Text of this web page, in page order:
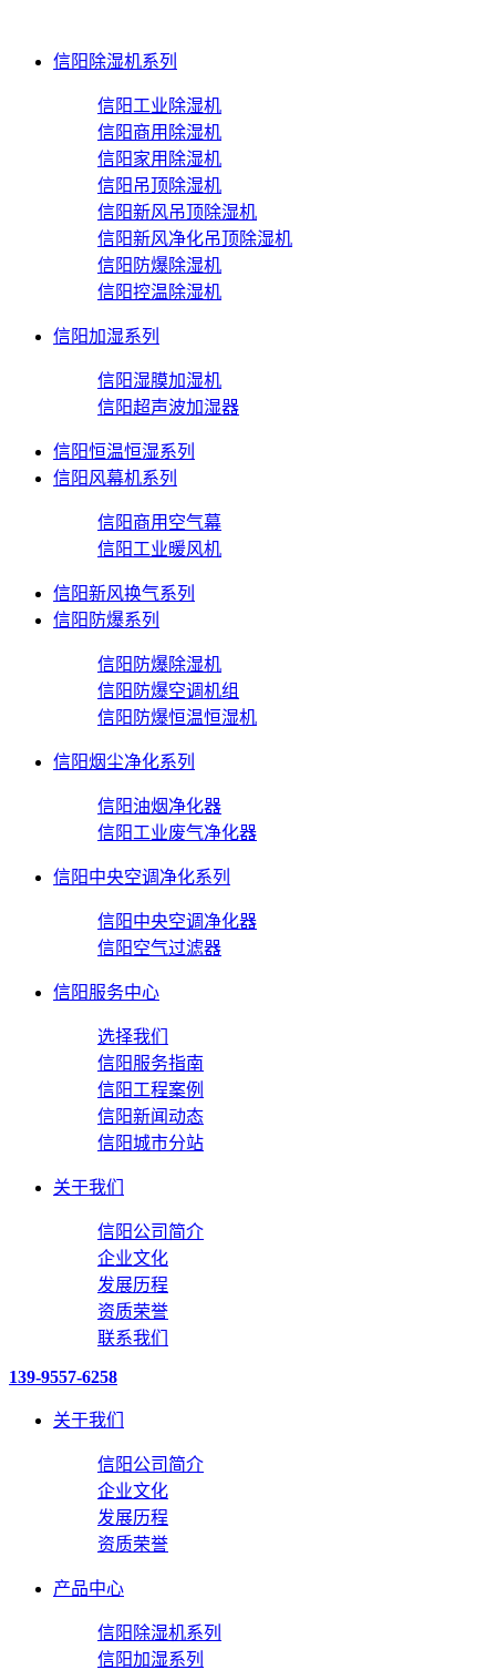
信阳除湿机系列
信阳工业除湿机
信阳商用除湿机
信阳家用除湿机
信阳吊顶除湿机
信阳新风吊顶除湿机
信阳新风净化吊顶除湿机
信阳防爆除湿机
信阳控温除湿机
信阳加湿系列
信阳湿膜加湿机
信阳超声波加湿器
信阳恒温恒湿系列
信阳风幕机系列
信阳商用空气幕
信阳工业暖风机
信阳新风换气系列
信阳防爆系列
信阳防爆除湿机
信阳防爆空调机组
信阳防爆恒温恒湿机
信阳烟尘净化系列
信阳油烟净化器
信阳工业废气净化器
信阳中央空调净化系列
信阳中央空调净化器
信阳空气过滤器
信阳服务中心
选择我们
信阳服务指南
信阳工程案例
信阳新闻动态
信阳城市分站
关于我们
信阳公司简介
企业文化
发展历程
资质荣誉
联系我们
139-9557-6258
关于我们
信阳公司简介
企业文化
发展历程
资质荣誉
产品中心
信阳除湿机系列
信阳加湿系列